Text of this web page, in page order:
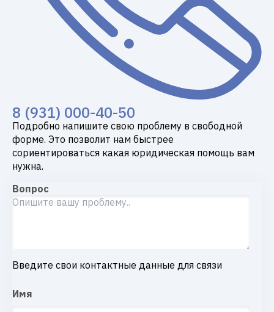
8 (931) 000-40-50
Подробно напишите свою проблему в свободной
форме. Это позволит нам быстрее
сориентироваться какая юридическая помощь вам
нужна.
Вопрос
Введите свои контактные данные для связи
Имя